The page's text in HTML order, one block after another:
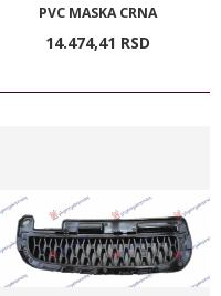
PVC MASKA CRNA
14.474,41 RSD